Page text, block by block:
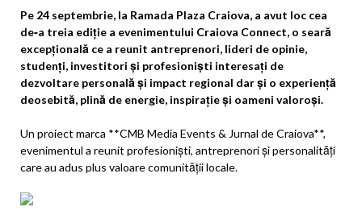
Pe 24 septembrie, la Ramada Plaza Craiova, a avut loc cea
de‑a treia ediție a evenimentului Craiova Connect, o seară
excepțională ce a reunit antreprenori, lideri de opinie,
studenți, investitori și profesioniști interesați de
dezvoltare personală și impact regional dar și o experiență
deosebită, plină de energie, inspirație și oameni valoroși.
Un proiect marca **CMB Media Events & Jurnal de Craiova**,
evenimentul a reunit profesioniști, antreprenori și personalități
care au adus plus valoare comunității locale.